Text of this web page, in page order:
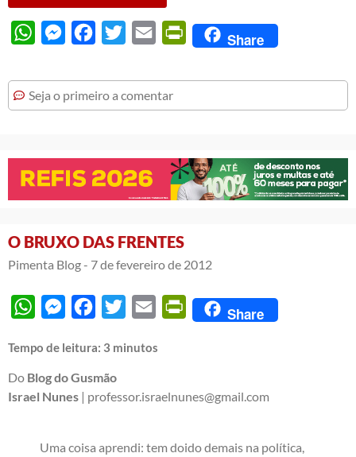
WhatsAppMessengerFacebook
Twitter Email PrintFriendly
Share
Seja o primeiro a comentar
O BRUXO DAS FRENTES
Pimenta Blog - 7 de fevereiro de 2012
WhatsAppMessengerFacebook
Twitter Email PrintFriendly
Share
Tempo de leitura: 3 minutos
Do Blog do Gusmão
Israel Nunes | professor.israelnunes@gmail.com
Uma coisa aprendi: tem doido demais na política,